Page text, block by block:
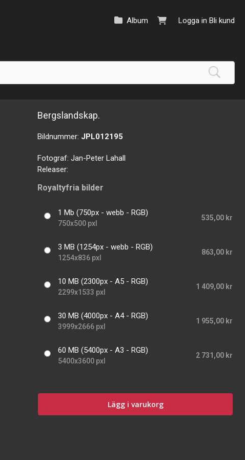
Logga in Bli kund
Album
Bergslandskap.
Bildnummer: JPL012195
Fotograf:Jan-Peter Lahall
Releaser:
Royaltyfria bilder
1 Mb (750px - webb - RGB)
750x500 pxl
535,00 kr
3 MB (1254px - webb - RGB)
1254x836 pxl
863,00 kr
10 MB (2300px - A5 - RGB)
2299x1533 pxl
1 409,00 kr
30 MB (4000px - A4 - RGB)
3999x2666 pxl
1 955,00 kr
60 MB (5400px - A3 - RGB)
5400x3600 pxl
2 731,00 kr
Lägg i varukorg